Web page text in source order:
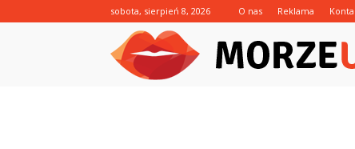
sobota, sierpień 8, 2026 O nas Reklama